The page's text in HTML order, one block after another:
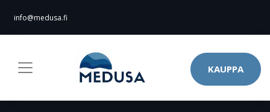
info@medusa.fi
KAUPPA